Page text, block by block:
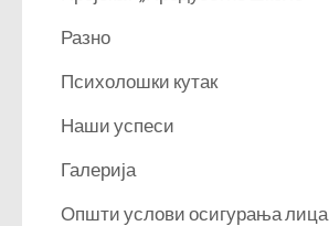
Разно
Психолошки кутак
Наши успеси
Галерија
Општи услови осигурања лица